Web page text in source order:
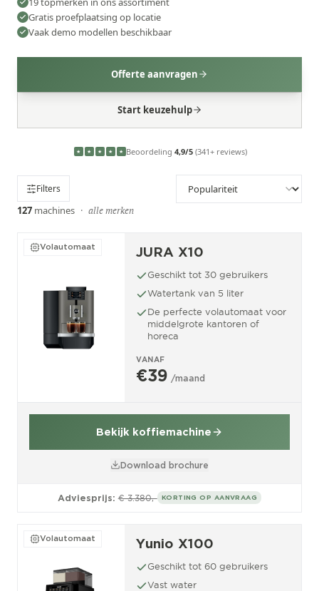
Gratis proefplaatsing op locatie
Vaak demo modellen beschikbaar
Offerte aanvragen
Start keuzehulp
★ ★ ★ ★ ★ Beoordeling 4,9/5(341+ reviews)
Filters
127 machines · alle merken
Volautomaat JURA X10
Geschikt tot 30 gebruikers
Watertank van 5 liter
De perfecte volautomaat voor
middelgrote kantoren of
horeca
VANAF
€39 /maand
Bekijk koffiemachine
Download brochure
Adviesprijs: € 3.380,- KORTING OP AANVRAAG
Volautomaat Yunio X100
Geschikt tot 60 gebruikers
Vast water